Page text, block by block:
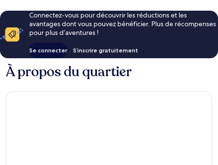
Connectez-vous pour découvrir les réductions et les
avantages dont vous pouvez bénéficier. Plus de récompenses
pour plus d’aventures !
Se connecter S’inscrire gratuitement
À propos du quartier